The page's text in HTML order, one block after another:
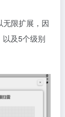
无限扩展，因
及5个级别